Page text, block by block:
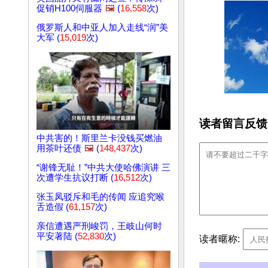
促销H100伺服器 🖼️ (16,558次)
俄罗斯人和中亚人加入走线“润”美
大军 (15,019次)
中共害的！斯里兰卡没钱买燃油
用茶叶还债 🖼️ (148,437次)
“谢锋无耻！”中共大使哈佛演讲 三
次遭学生抗议打断 (16,512次)
张玉凤驳斥和毛的传闻 应追究喉
舌造假 (61,157次)
亲信遭遇严刑峻罚，王岐山何时
平安著陆 (52,830次)
读者留言反
读者暱称: